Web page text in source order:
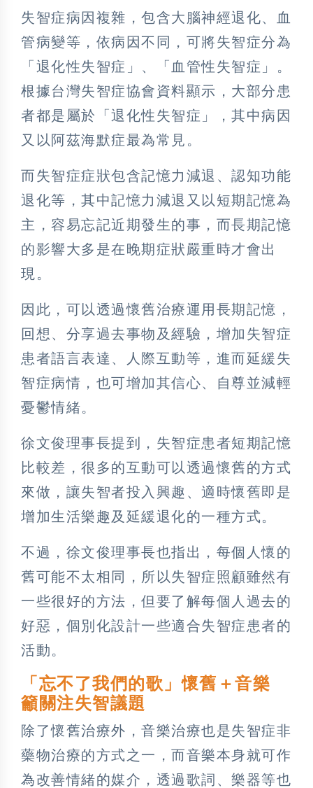
失智症病因複雜，包含大腦神經退化、血
管病變等，依病因不同，可將失智症分為
「退化性失智症」、「血管性失智症」。
根據台灣失智症協會資料顯示，大部分患
者都是屬於「退化性失智症」，其中病因
又以阿茲海默症最為常見。
而失智症症狀包含記憶力減退、認知功能
退化等，其中記憶力減退又以短期記憶為
主，容易忘記近期發生的事，而長期記憶
的影響大多是在晚期症狀嚴重時才會出
現。
因此，可以透過懷舊治療運用長期記憶，
回想、分享過去事物及經驗，增加失智症
患者語言表達、人際互動等，進而延緩失
智症病情，也可增加其信心、自尊並減輕
憂鬱情緒。
徐文俊理事長提到，失智症患者短期記憶
比較差，很多的互動可以透過懷舊的方式
來做，讓失智者投入興趣、適時懷舊即是
增加生活樂趣及延緩退化的一種方式。
不過，徐文俊理事長也指出，每個人懷的
舊可能不太相同，所以失智症照顧雖然有
一些很好的方法，但要了解每個人過去的
好惡，個別化設計一些適合失智症患者的
活動。
「忘不了我們的歌」懷舊＋音樂
籲關注失智議題
除了懷舊治療外，音樂治療也是失智症非
藥物治療的方式之一，而音樂本身就可作
為改善情緒的媒介，透過歌詞、樂器等也